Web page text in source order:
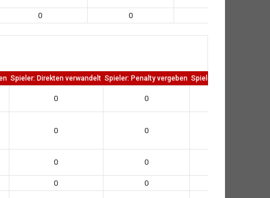
0 0
Spieler: Direkten verwandelt Spieler: Penalty vergeben Spieler: Penalty
0 0
0 0
0 0
0 0